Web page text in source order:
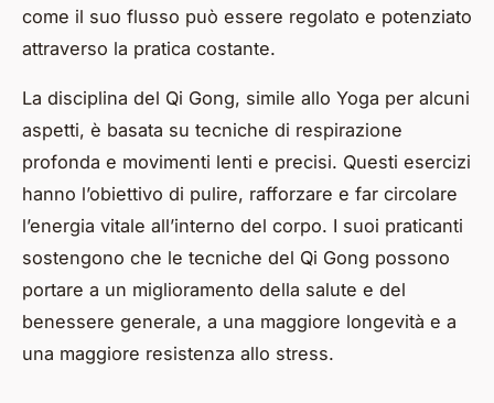
come il suo flusso può essere regolato e potenziato
attraverso la pratica costante.
La disciplina del Qi Gong, simile allo Yoga per alcuni
aspetti, è basata su tecniche di respirazione
profonda e movimenti lenti e precisi. Questi esercizi
hanno l’obiettivo di pulire, rafforzare e far circolare
l’energia vitale all’interno del corpo. I suoi praticanti
sostengono che le tecniche del Qi Gong possono
portare a un miglioramento della salute e del
benessere generale, a una maggiore longevità e a
una maggiore resistenza allo stress.